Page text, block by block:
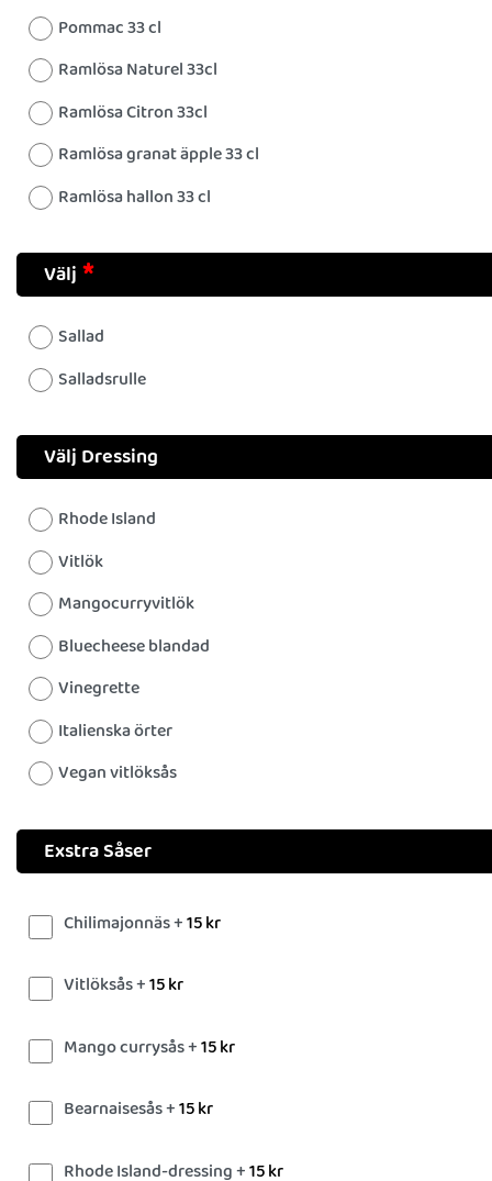
Pommac 33 cl
Ramlösa Naturel 33cl
Ramlösa Citron 33cl
Ramlösa granat äpple 33 cl
Ramlösa hallon 33 cl
Välj
Sallad
Salladsrulle
Välj Dressing
Rhode Island
Vitlök
Mangocurryvitlök
Bluecheese blandad
Vinegrette
Italienska örter
Vegan vitlöksås
Exstra Såser
Chilimajonnäs +15kr
Vitlöksås +15kr
Mango currysås +15kr
Bearnaisesås +15kr
Rhode Island-dressing +15kr